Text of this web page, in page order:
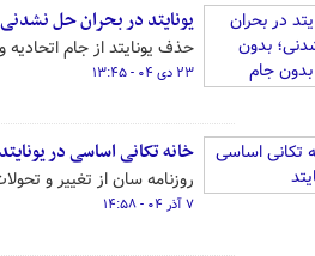
یونایتد در بحران حل
حذف یونایتد از جام
۲۳ دی ۰۴ - ۱۳:۴۵
خانه تکانی اساسی در یونایتد
روزنامه سان از تغییر و
۷ آذر ۰۴ - ۱۴:۵۸